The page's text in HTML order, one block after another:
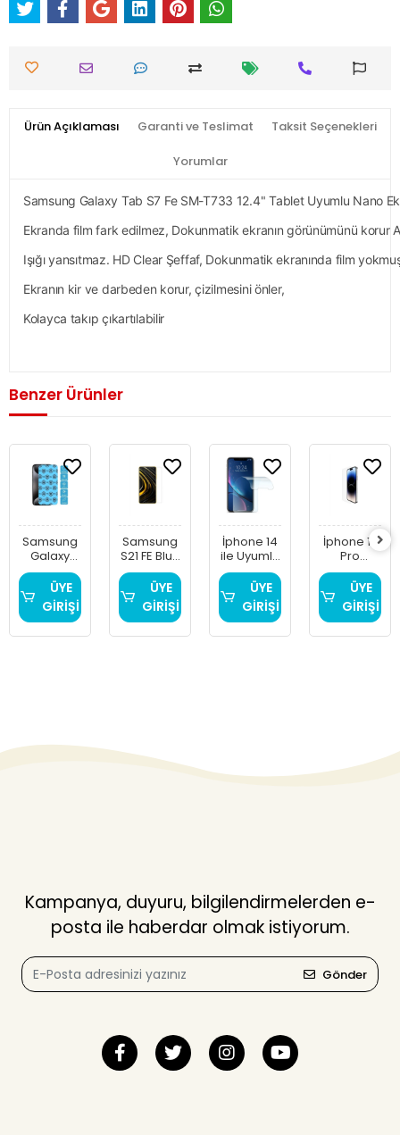
Ürün Açıklaması Garanti ve Teslimat Taksit Seçenekleri
Yorumlar
Samsung Galaxy Tab S7 Fe SM-T733 12.4" Tablet Uyumlu Nano
Ekranda film fark edilmez, Dokunmatik ekranın görünümünü korur
Işığı yansıtmaz. HD Clear Şeffaf, Dokunmatik ekranında film
Ekranın kir ve darbeden korur, çizilmesini önler,
Kolayca takıp çıkartılabilir
Benzer Ürünler
Samsung
Galaxy
S23 Fe ile
Uyumlu
Esnek
Ekran
Koruyucu
9H Blue
ÜYE
GİRİŞİ
Samsung
S21 FE Blue
Nano
ÜYE
GİRİŞİ
İphone 14
ile Uyumlu
Okmore
Nano
Esnek 9H
Ekran
Koruyucu
ÜYE
GİRİŞİ
İphone 16
Pro
Uyumlu
Blue Nano
9H Ekran
Koruyucu
ÜYE
GİRİŞİ
Kampanya, duyuru, bilgilendirmelerden e-
posta ile haberdar olmak istiyorum.
Gönder